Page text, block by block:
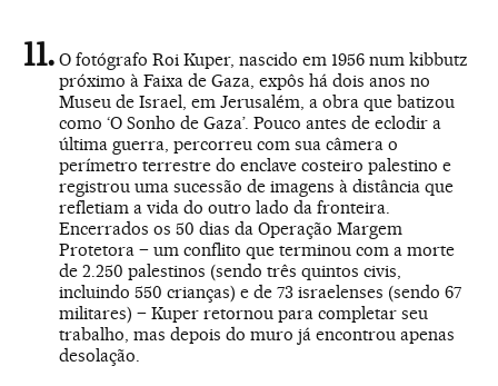
O fotógrafo Roi Kuper, nascido em 1956 num kibbutz
próximo à Faixa de Gaza, expôs há dois anos no
Museu de Israel, em Jerusalém, a obra que batizou
como ‘O Sonho de Gaza’. Pouco antes de eclodir a
última guerra, percorreu com sua câmera o
perímetro terrestre do enclave costeiro palestino e
registrou uma sucessão de imagens à distância que
refletiam a vida do outro lado da fronteira.
Encerrados os 50 dias da Operação Margem
Protetora – um conflito que terminou com a morte
de 2.250 palestinos (sendo três quintos civis,
incluindo 550 crianças) e de 73 israelenses (sendo 67
militares) – Kuper retornou para completar seu
trabalho, mas depois do muro já encontrou apenas
desolação.